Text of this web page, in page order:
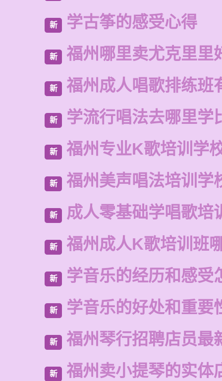
新 学古筝的感受心得
新 福州哪里卖尤克里里
新 福州成人唱歌排练班
新 学流行唱法去哪里学
新 福州专业K歌培训学
新 福州美声唱法培训学
新 成人零基础学唱歌培
新 福州成人K歌培训班
新 学音乐的经历和感受
新 学音乐的好处和重要
新 福州琴行招聘店员最
新 福州卖小提琴的实体